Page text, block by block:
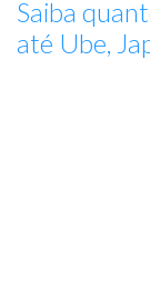
Saiba
até Ube,